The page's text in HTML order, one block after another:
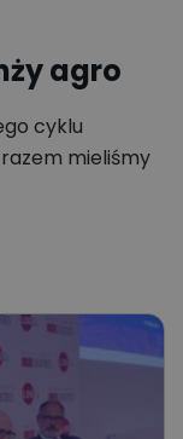
agro
cyklu
mieliśmy